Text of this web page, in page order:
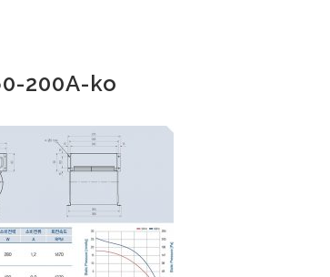
200A-ko